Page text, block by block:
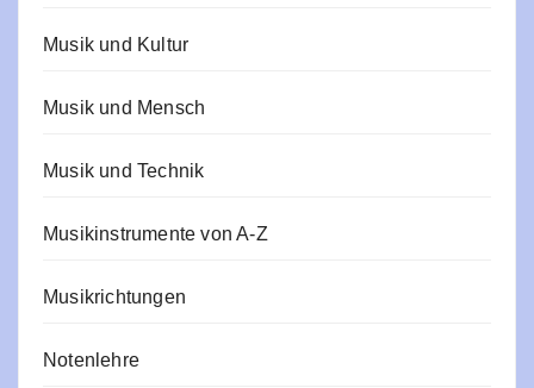
Musik und Kultur
Musik und Mensch
Musik und Technik
Musikinstrumente von A-Z
Musikrichtungen
Notenlehre